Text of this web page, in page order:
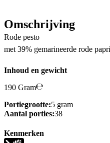
Omschrijving
Rode pesto
met 39% gemarineerde rode
Inhoud en gewicht
190 Gram
Portiegrootte:5 gram
Aantal porties:38
Kenmerken